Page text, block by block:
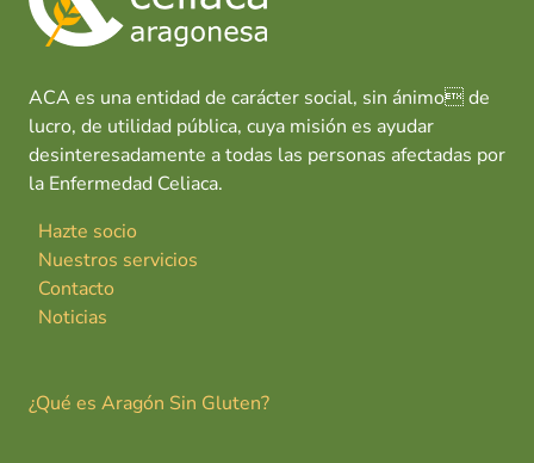
ACA es una entidad de carácter social, sin ánimo de
lucro, de utilidad pública, cuya misión es ayudar
desinteresadamente a todas las personas afectadas por
la Enfermedad Celiaca.
Hazte socio
Nuestros servicios
Contacto
Noticias
¿Qué es Aragón Sin Gluten?